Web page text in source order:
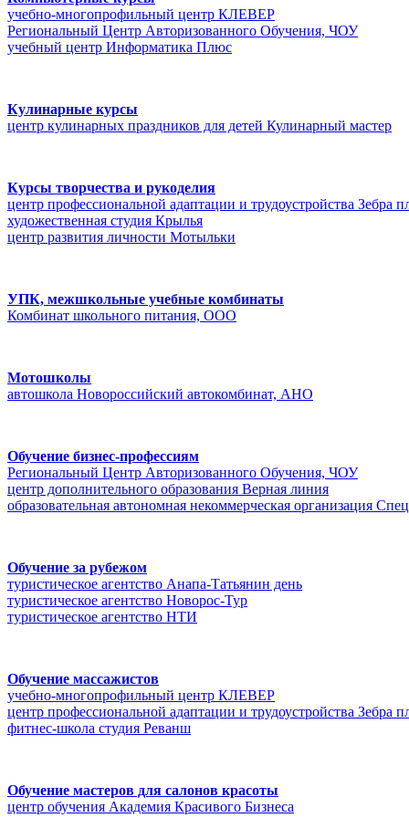
учебно-многопрофильный центр КЛЕВЕР
Региональный Центр Авторизованного Обучения, ЧОУ
учебный центр Информатика Плюс
Кулинарные курсы
центр кулинарных праздников для детей Кулинарный мастер
Курсы творчества и рукоделия
центр профессиональной адаптации и трудоустройства Зебра
художественная студия Крылья
центр развития личности Мотыльки
УПК, межшкольные учебные комбинаты
Комбинат школьного питания, ООО
Мотошколы
автошкола Новороссийский автокомбинат, АНО
Обучение бизнес-профессиям
Региональный Центр Авторизованного Обучения, ЧОУ
центр дополнительного образования Верная линия
образовательная автономная некоммерческая организация
Обучение за рубежом
туристическое агентство Анапа-Татьянин день
туристическое агентство Новорос-Тур
туристическое агентство НТИ
Обучение массажистов
учебно-многопрофильный центр КЛЕВЕР
центр профессиональной адаптации и трудоустройства Зебра
фитнес-школа студия Реванш
Обучение мастеров для салонов красоты
центр обучения Академия Красивого Бизнеса